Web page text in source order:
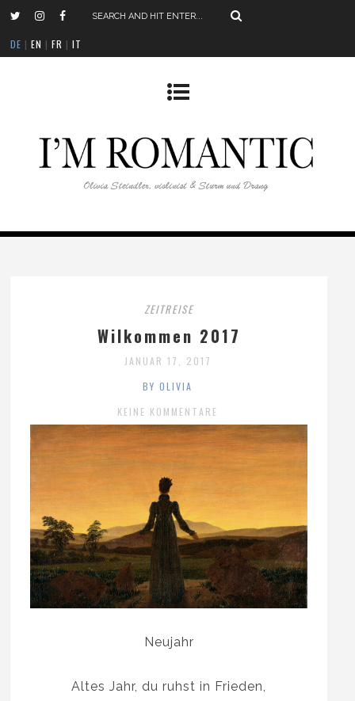
DE |EN |FR |IT
ZEITREISE
Wilkommen 2017
JANUAR 17, 2017
BY OLIVIA
KEINE KOMMENTARE
Neujahr
Altes Jahr, du ruhst in Frieden,